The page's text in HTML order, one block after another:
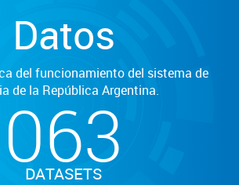
Datos
del funcionamiento del sistema de
de la República Argentina.
063
DATASETS